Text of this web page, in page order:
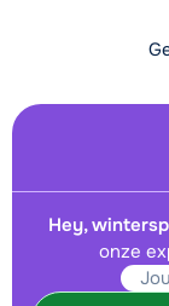
Hey,
onze